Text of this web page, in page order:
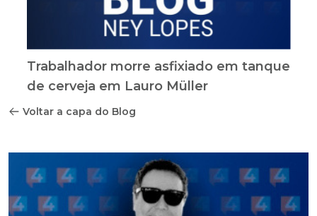
Trabalhador morre asfixiado em tanque
de cerveja em Lauro Müller
Voltar a capa do Blog